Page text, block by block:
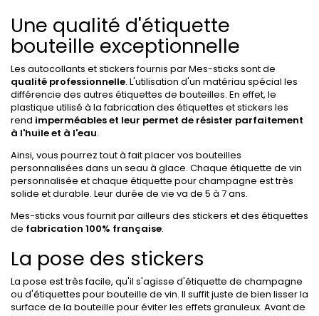
Une qualité d'étiquette
bouteille exceptionnelle
Les autocollants et stickers fournis par Mes-sticks sont de
qualité professionnelle. L'utilisation d'un matériau spécial les
différencie des autres étiquettes de bouteilles. En effet, le
plastique utilisé à la fabrication des étiquettes et stickers les
rend imperméables et leur permet de résister parfaitement
à l'huile et à l'eau.
Ainsi, vous pourrez tout à fait placer vos bouteilles
personnalisées dans un seau à glace. Chaque étiquette de vin
personnalisée et chaque étiquette pour champagne est très
solide et durable. Leur durée de vie va de 5 à 7 ans.
Mes-sticks vous fournit par ailleurs des stickers et des étiquettes
de fabrication 100% française.
La pose des stickers
La pose est très facile, qu'il s'agisse d'étiquette de champagne
ou d'étiquettes pour bouteille de vin. Il suffit juste de bien lisser la
surface de la bouteille pour éviter les effets granuleux. Avant de